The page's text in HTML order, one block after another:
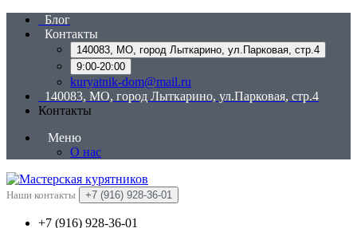
Блог
Контакты
140083, МО, город Лыткарино, ул.Парковая, стр.4
9:00-20:00
kuryatnik-dom@mail.ru
140083, МО, город Лыткарино, ул.Парковая, стр.4
Контакты
Меню
О нас
Наши контакты +7 (916) 928-36-01
+7 (916) 928-36-01